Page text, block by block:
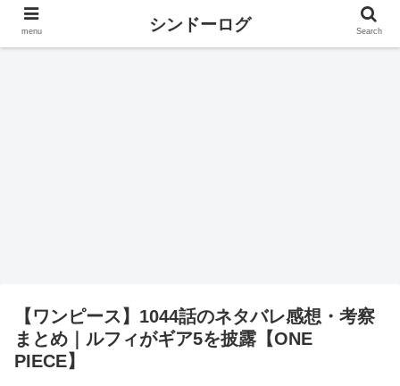
【ワンピース】1044話のネタバレ感想・考察
まとめ｜ルフィがギア5を披露【ONE
PIECE】
menu シンドーログ Search